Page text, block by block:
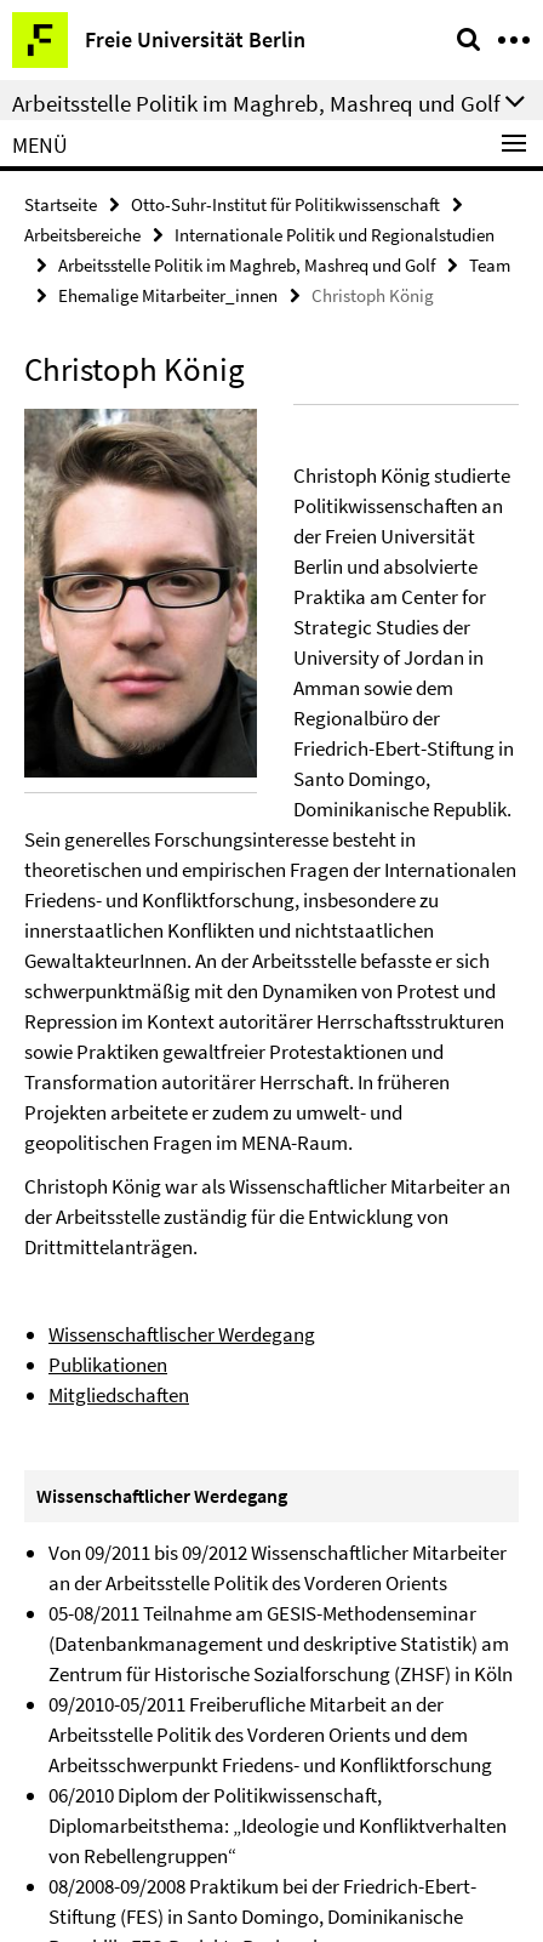
Springe
direkt
zu
Inhalt
Freie Universität Berlin
Service-
Navigation
Arbeitsstelle Politik im Maghreb, Mashreq und Golf
MENÜ
Startseite
Otto-Suhr-Institut für Politikwissenschaft
Arbeitsbereiche
Internationale Politik und Regionalstudien
Arbeitsstelle Politik im Maghreb, Mashreq und Golf
Team
Ehemalige Mitarbeiter_innen
Christoph König
Christoph König
Christoph König studierte
Politikwissenschaften an
der Freien Universität
Berlin und absolvierte
Praktika am Center for
Strategic Studies der
University of Jordan in
Amman sowie dem
Regionalbüro der
Friedrich-Ebert-Stiftung in
Santo Domingo,
Dominikanische Republik.
Sein generelles Forschungsinteresse besteht in
theoretischen und empirischen Fragen der Internationalen
Friedens- und Konfliktforschung, insbesondere zu
innerstaatlichen Konflikten und nichtstaatlichen
GewaltakteurInnen. An der Arbeitsstelle befasste er sich
schwerpunktmäßig mit den Dynamiken von Protest und
Repression im Kontext autoritärer Herrschaftsstrukturen
sowie Praktiken gewaltfreier Protestaktionen und
Transformation autoritärer Herrschaft. In früheren
Projekten arbeitete er zudem zu umwelt- und
geopolitischen Fragen im MENA-Raum.
Christoph König war als Wissenschaftlicher Mitarbeiter an
der Arbeitsstelle zuständig für die Entwicklung von
Drittmittelanträgen.
Wissenschaftlischer Werdegang
Publikationen
Mitgliedschaften
Wissenschaftlicher Werdegang
Von 09/2011 bis 09/2012 Wissenschaftlicher Mitarbeiter
an der Arbeitsstelle Politik des Vorderen Orients
05-08/2011 Teilnahme am GESIS-Methodenseminar
(Datenbankmanagement und deskriptive Statistik) am
Zentrum für Historische Sozialforschung (ZHSF) in Köln
09/2010-05/2011 Freiberufliche Mitarbeit an der
Arbeitsstelle Politik des Vorderen Orients und dem
Arbeitsschwerpunkt Friedens- und Konfliktforschung
06/2010 Diplom der Politikwissenschaft,
Diplomarbeitsthema: „Ideologie und Konfliktverhalten
von Rebellengruppen“
08/2008-09/2008 Praktikum bei der Friedrich-Ebert-
Stiftung (FES) in Santo Domingo, Dominikanische